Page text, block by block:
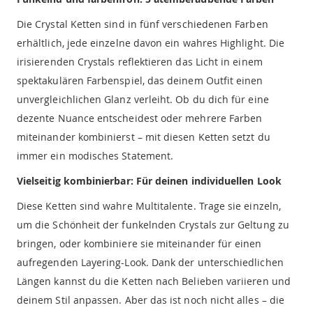
Die Crystal Ketten sind in fünf verschiedenen Farben
erhältlich, jede einzelne davon ein wahres Highlight. Die
irisierenden Crystals reflektieren das Licht in einem
spektakulären Farbenspiel, das deinem Outfit einen
unvergleichlichen Glanz verleiht. Ob du dich für eine
dezente Nuance entscheidest oder mehrere Farben
miteinander kombinierst – mit diesen Ketten setzt du
immer ein modisches Statement.
Vielseitig kombinierbar: Für deinen individuellen Look
Diese Ketten sind wahre Multitalente. Trage sie einzeln,
um die Schönheit der funkelnden Crystals zur Geltung zu
bringen, oder kombiniere sie miteinander für einen
aufregenden Layering-Look. Dank der unterschiedlichen
Längen kannst du die Ketten nach Belieben variieren und
deinem Stil anpassen. Aber das ist noch nicht alles – die